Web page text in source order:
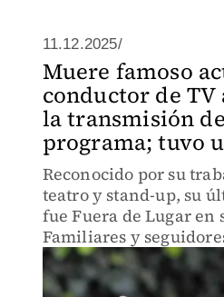
11.12.2025/
Muere famoso
conductor de
la transmisión
programa; tuvo
Reconocido por su
teatro y stand-up, su
fue Fuera de Lugar en
Familiares y
adiós.